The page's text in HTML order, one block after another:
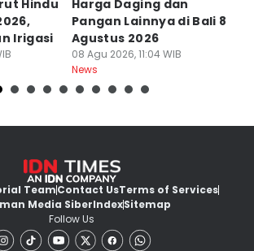
Hindu
Irigasi
Harga Daging dan
Pangan Lainnya di Bali 8
Agustus 2026
08 Agu 2026, 11:04 WIB
News
TeamContact UsTerms of Services
Media SiberIndexSitemap
Follow Us